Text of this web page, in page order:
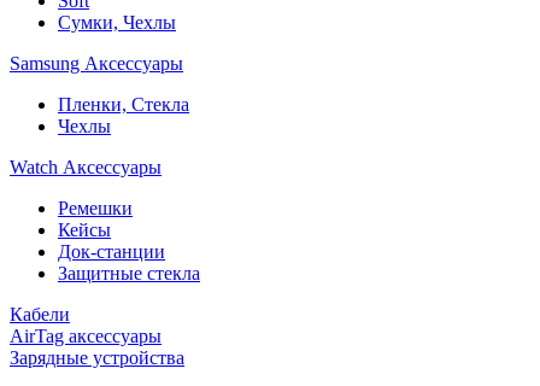
Сумки, Чехлы
Samsung Аксессуары
Пленки, Стекла
Чехлы
Watch Аксессуары
Ремешки
Кейсы
Док-станции
Защитные стекла
Кабели
AirTag аксессуары
Зарядные устройства